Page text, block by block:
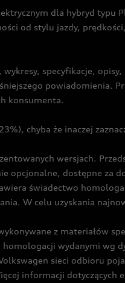
dla hybryd typu
od stylu jazdy,
specyfikacje,
konsumenta.
chyba że inaczej
wersjach.
opcjonalne, dostępne za
świadectwo
W celu uzyskania
z materiałów
wydanymi
sieci odbioru
informacji dotyczących